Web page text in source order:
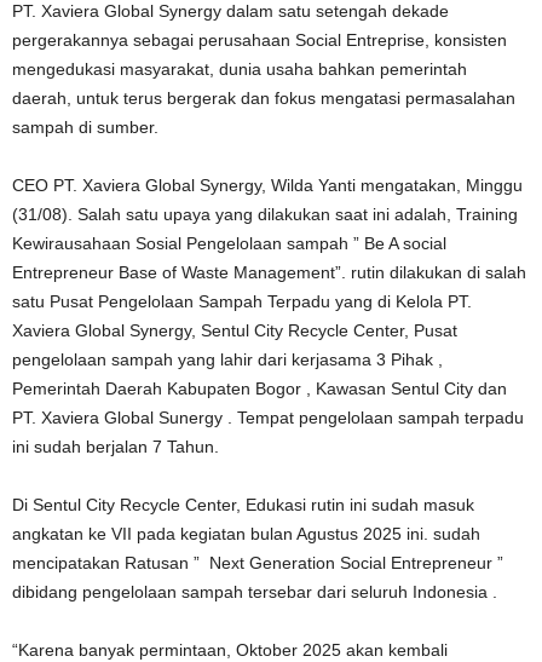
PT. Xaviera Global Synergy dalam satu setengah dekade
pergerakannya sebagai perusahaan Social Entreprise, konsisten
mengedukasi masyarakat, dunia usaha bahkan pemerintah
daerah, untuk terus bergerak dan fokus mengatasi permasalahan
sampah di sumber.
CEO PT. Xaviera Global Synergy, Wilda Yanti mengatakan, Minggu
(31/08). Salah satu upaya yang dilakukan saat ini adalah, Training
Kewirausahaan Sosial Pengelolaan sampah ” Be A social
Entrepreneur Base of Waste Management”. rutin dilakukan di salah
satu Pusat Pengelolaan Sampah Terpadu yang di Kelola PT.
Xaviera Global Synergy, Sentul City Recycle Center, Pusat
pengelolaan sampah yang lahir dari kerjasama 3 Pihak ,
Pemerintah Daerah Kabupaten Bogor , Kawasan Sentul City dan
PT. Xaviera Global Sunergy . Tempat pengelolaan sampah terpadu
ini sudah berjalan 7 Tahun.
Di Sentul City Recycle Center, Edukasi rutin ini sudah masuk
angkatan ke VII pada kegiatan bulan Agustus 2025 ini. sudah
mencipatakan Ratusan ” Next Generation Social Entrepreneur ”
dibidang pengelolaan sampah tersebar dari seluruh Indonesia .
“Karena banyak permintaan, Oktober 2025 akan kembali